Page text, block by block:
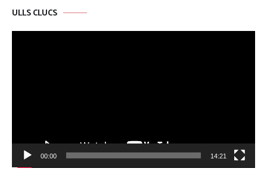
ULLS CLUCS
00:00 14:21